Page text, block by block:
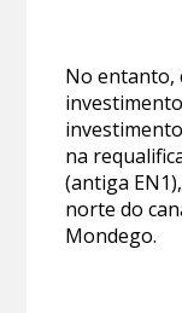
No entanto,
na
(antiga
norte do
Mondego.